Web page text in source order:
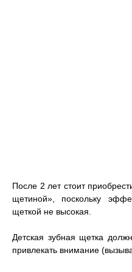
После 2 лет стоит
щетиной», поскольку
щеткой не высокая.
Детская зубная щетка
привлекать внимание